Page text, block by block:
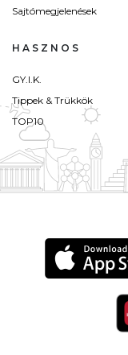
Sajtómegjelenések
HASZNOS
GY.I.K.
Tippek & Trükkök
TOP10